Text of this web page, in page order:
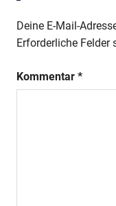
Deine E-Mail-
Erforderliche Felder
Kommentar *